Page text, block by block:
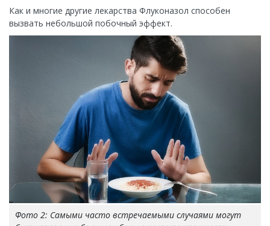
Как и многие другие лекарства Флуконазол способен
вызвать небольшой побочный эффект.
Фото 2: Самыми часто встречаемыми случаями могут